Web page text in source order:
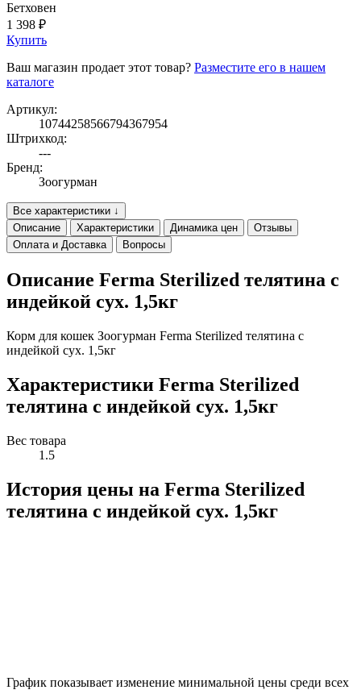
Бетховен
1 398 ₽
Купить
Ваш магазин продает этот товар? Разместите его в нашем
каталоге
Артикул:
10744258566794367954
Штрихкод:
---
Бренд:
Зоогурман
Все характеристики ↓
Описание
Характеристики Динамика цен
Отзывы
Оплата и Доставка
Вопросы
Описание Ferma Sterilized телятина с
индейкой сух. 1,5кг
Корм для кошек Зоогурман Ferma Sterilized телятина с
индейкой сух. 1,5кг
Характеристики Ferma Sterilized
телятина с индейкой сух. 1,5кг
Вес товара
1.5
История цены на Ferma Sterilized
телятина с индейкой сух. 1,5кг
График показывает изменение минимальной цены среди всех